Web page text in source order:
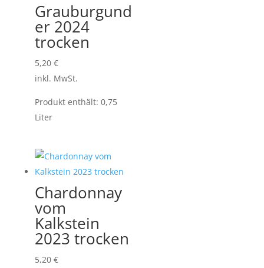
Grauburgund
er 2024
trocken
5,20 €
inkl. MwSt.
Produkt enthält: 0,75
Liter
Chardonnay
vom
Kalkstein
2023 trocken
5,20 €